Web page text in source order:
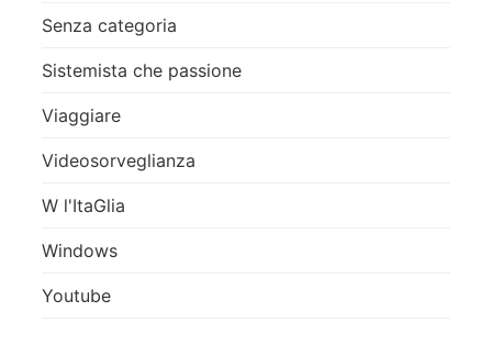
Senza categoria
Sistemista che passione
Viaggiare
Videosorveglianza
W l'ItaGlia
Windows
Youtube